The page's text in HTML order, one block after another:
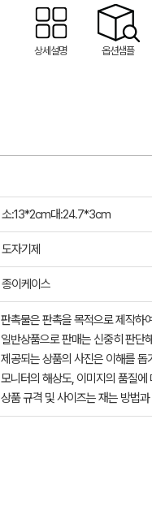
상세설명 옵션샘플
소:13*2cm대:24.7*3cm
도자기제
종이케이스
판촉물은 판촉을 목적으로 제작하
일반상품으로 판매는 신중히 판단
제공되는 상품의 사진은 이해를
모니터의 해상도, 이미지의 품질
상품 규격 및 사이즈는 재는 방법